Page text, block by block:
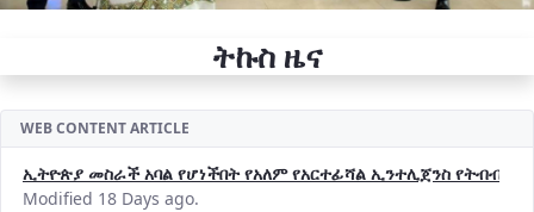
ትኩስ ዜና
WEB CONTENT ARTICLE
ኢትዮጵያ መስራች አባል የሆነችበት የአለም የአርተፊሻል ኢንተሊጀንስ የትብብር
Modified 18 Days ago.